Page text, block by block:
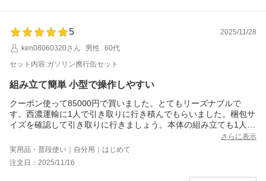
5
2025/11/28
ken08060320さん
男性
60代
セット内容:ガソリン携行缶セット
組み立て簡単 小型で操作しやすい
クーポン使って85000円で買いました。とてもリーズナブルで
す。西濃運輸に1人で引き取りに行き積んでもらいました。梱包サ
イズを確認して引き取りに行きましょう。本体の組み立ても1人で
1時間程度でした。事前にYouTubeでおさらいもしていたので戸惑
う事はなかったです。
★残念な点
エンジンオイル注入口の穴が小さく場所的にタイヤに干渉してし
さらに表示
実用品・普段使い｜自分用｜はじめて
注文日：2025/11/16